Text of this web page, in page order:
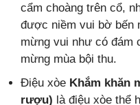
cẩm choàng trên cổ,
được niềm vui bờ bến
mừng vui như có đám
mừng mùa bội thu.
Điệu xòe Khắm khăn
rượu) là điệu xòe thể